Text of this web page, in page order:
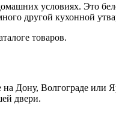
условиях. Это
другой кухонной
товаров.
Дону, Волгограде или
двери.